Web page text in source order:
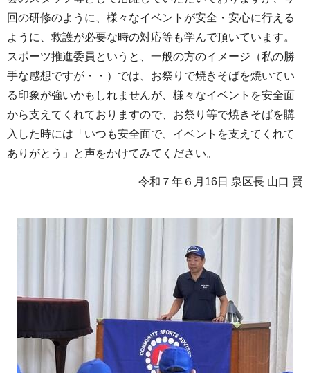
回の研修のように、様々なイベントが安全・安心に行える
ように、救護が必要な時の対応等も学んで頂いています。
スポーツ推進委員というと、一般の方のイメージ（私の勝
手な感想ですが・・）では、お祭りで焼きそばを焼いてい
る印象が強いかもしれませんが、様々なイベントを安全面
から支えてくれておりますので、お祭り等で焼きそばを購
入した時には「いつも安全面で、イベントを支えてくれて
ありがとう」と声をかけてみてください。
令和７年６月16日 泉区長 山口 賢